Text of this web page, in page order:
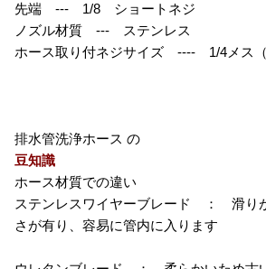
先端 --- 1/8 ショートネジ
ノズル材質 --- ステンレス
ホース取り付ネジサイズ ---- 1/4メス（
排水管洗浄ホース の
豆知識
ホース材質での違い
ステンレスワイヤーブレード ： 滑り
さが有り、容易に管内に入ります